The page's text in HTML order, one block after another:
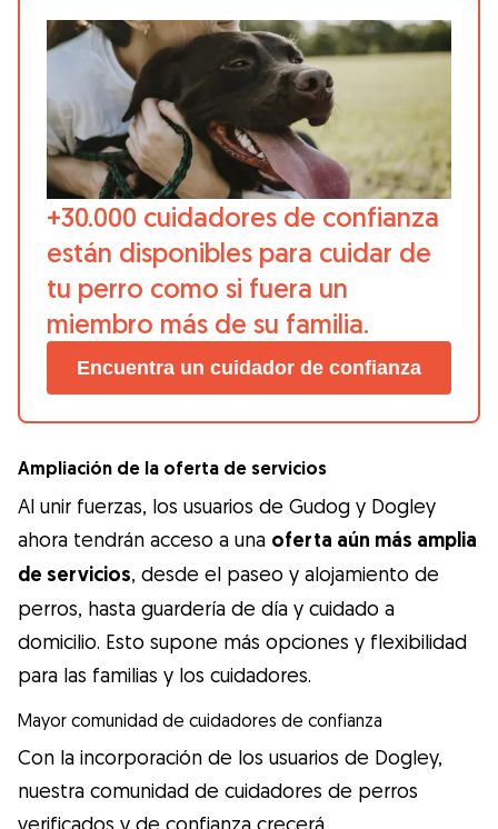
+30.000 cuidadores de confianza
están disponibles para cuidar de
tu perro como si fuera un
miembro más de su familia.
Encuentra un cuidador de confianza
Ampliación de la oferta de servicios
Al unir fuerzas, los usuarios de Gudog y Dogley
ahora tendrán acceso a una oferta aún más amplia
de servicios, desde el paseo y alojamiento de
perros, hasta guardería de día y cuidado a
domicilio. Esto supone más opciones y flexibilidad
para las familias y los cuidadores.
Mayor comunidad de cuidadores de confianza
Con la incorporación de los usuarios de Dogley,
nuestra comunidad de cuidadores de perros
verificados y de confianza crecerá